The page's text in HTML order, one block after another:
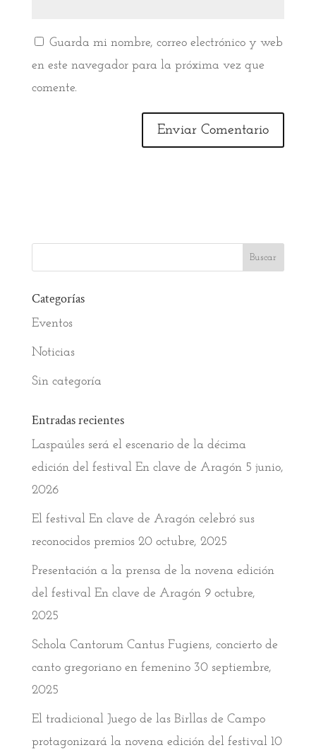
Guarda mi nombre, correo electrónico y web
en este navegador para la próxima vez que
comente.
Categorías
Eventos
Noticias
Sin categoría
Entradas recientes
Laspaúles será el escenario de la décima
edición del festival En clave de Aragón 5 junio,
2026
El festival En clave de Aragón celebró sus
reconocidos premios 20 octubre, 2025
Presentación a la prensa de la novena edición
del festival En clave de Aragón 9 octubre,
2025
Schola Cantorum Cantus Fugiens, concierto de
canto gregoriano en femenino 30 septiembre,
2025
El tradicional Juego de las Birllas de Campo
protagonizará la novena edición del festival 10